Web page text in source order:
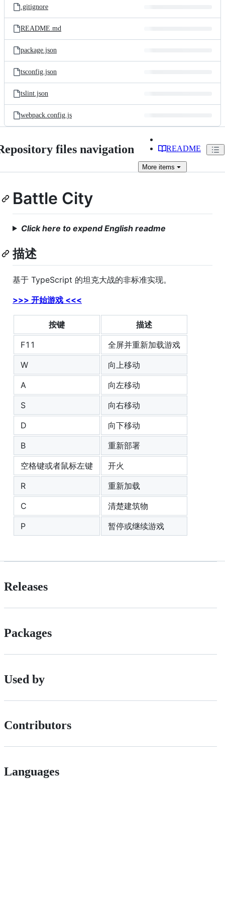
.gitignore
README.md
package.json
tsconfig.json
tslint.json
webpack.config.js
files navigation README
More items
Battle City
Click here to expend English readme
描述
基于 TypeScript 的坦克大战的非标准实现。
>>> 开始游戏 <<<
按键
描述
F11
全屏并重新加载游戏
W
向上移动
A
向左移动
S
向右移动
D
向下移动
B
重新部署
空格键或者鼠标左键
开火
R
重新加载
C
清楚建筑物
P
暂停或继续游戏
Releases
Packages
Used by
Contributors
Languages